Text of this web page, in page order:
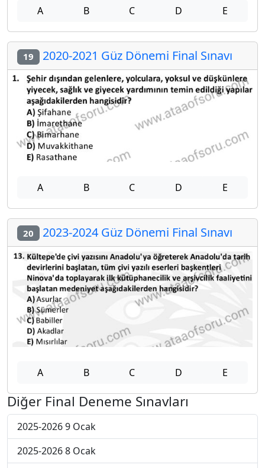
A B C D E
19 2020-2021 Güz Dönemi Final Sınavı
A B C D E
20 2023-2024 Güz Dönemi Final Sınavı
A B C D E
Diğer Final Deneme Sınavları
2025-2026 9 Ocak
2025-2026 8 Ocak